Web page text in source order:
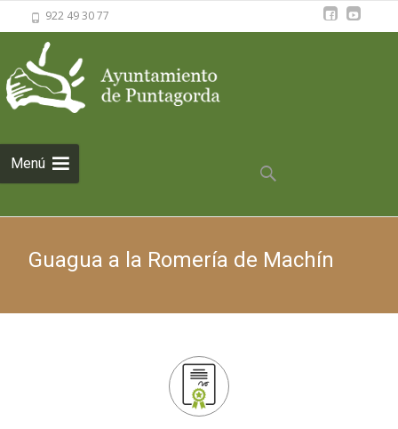
922 49 30 77
Menú
Saltar al
contenido
Buscar:
Guagua a la Romería de Machín